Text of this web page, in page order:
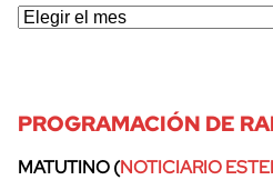
PROGRAMACIÓN DE
MATUTINO (NOTICIARIO